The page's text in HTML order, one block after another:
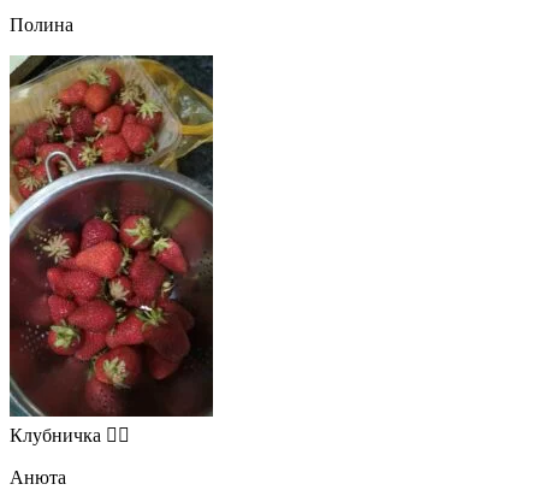
Полина
Клубничка 👍🏻
Анюта